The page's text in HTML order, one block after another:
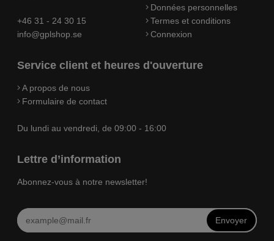
+46 31 - 24 30 15
info@gplshop.se
Données personnelles
Termes et conditions
Connexion
Service client et heures d'ouverture
A propos de nous
Formulaire de contact
Du lundi au vendredi, de 09:00 - 16:00
Lettre d’information
Abonnez-vous à notre newsletter!
Envoyer